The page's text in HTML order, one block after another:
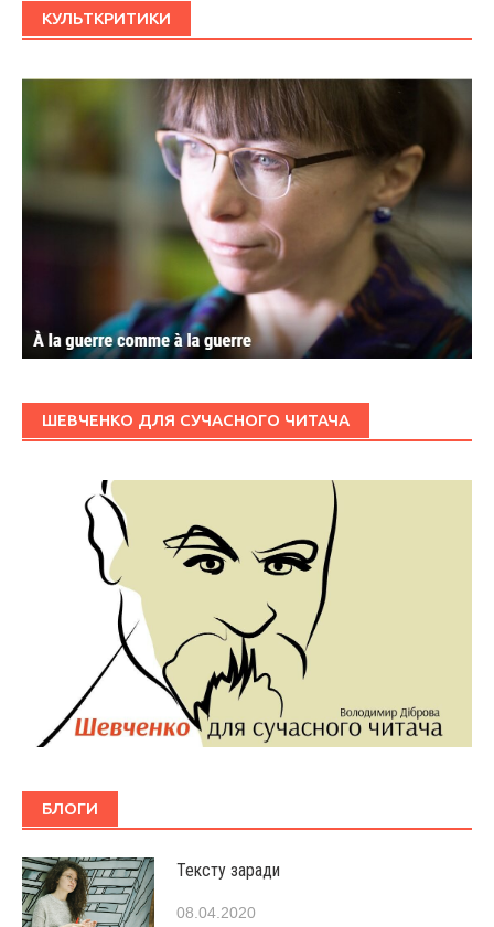
КУЛЬТКРИТИКИ
ШЕВЧЕНКО ДЛЯ СУЧАСНОГО ЧИТАЧА
БЛОГИ
Тексту заради
08.04.2020